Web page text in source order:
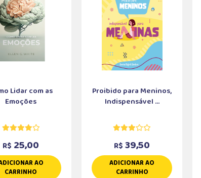
Lidar com as
Emoções
R$ 25,00
AO
CARRINHO
Proibido para Meninos,
Indispensável ...
R$ 39,50
ADICIONAR AO
CARRINHO